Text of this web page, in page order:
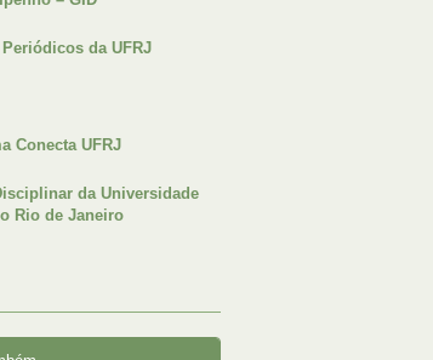
da UFRJ
Conecta UFRJ
da Universidade
Rio de Janeiro